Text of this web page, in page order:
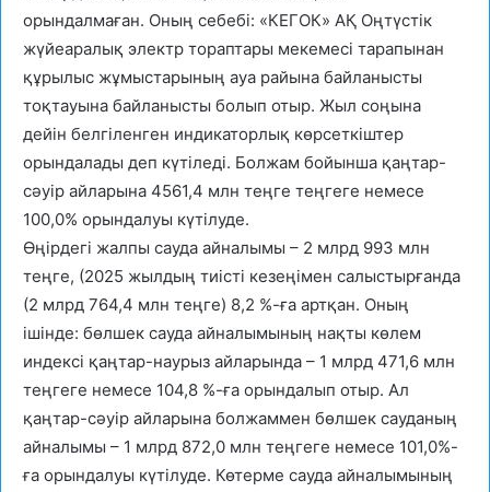
орындалмаған. Оның себебі: «КЕГОК» АҚ Оңтүстік
жүйеаралық электр тораптары мекемесі тарапынан
құрылыс жұмыстарының ауа райына байланысты
тоқтауына байланысты болып отыр. Жыл соңына
дейін белгіленген индикаторлық көрсеткіштер
орындалады деп күтіледі. Болжам бойынша қаңтар-
сәуір айларына 4561,4 млн теңге теңгеге немесе
100,0% орындалуы күтілуде.
Өңірдегі жалпы сауда айналымы – 2 млрд 993 млн
теңге, (2025 жылдың тиісті кезеңімен салыстырғанда
(2 млрд 764,4 млн теңге) 8,2 %-ға артқан. Оның
ішінде: бөлшек сауда айналымының нақты көлем
индексі қаңтар-наурыз айларында – 1 млрд 471,6 млн
теңгеге немесе 104,8 %-ға орындалып отыр. Ал
қаңтар-сәуір айларына болжаммен бөлшек сауданың
айналымы – 1 млрд 872,0 млн теңгеге немесе 101,0%-
ға орындалуы күтілуде. Көтерме сауда айналымының